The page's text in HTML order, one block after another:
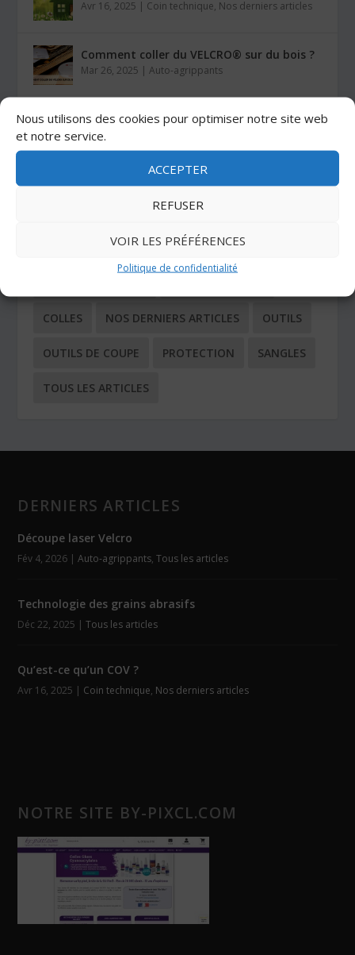
Nous utilisons des cookies pour optimiser notre site web
et notre service.
ACCEPTER
REFUSER
VOIR LES PRÉFÉRENCES
Politique de confidentialité
Avr 16, 2025 | Coin technique, Nos derniers articles
Comment coller du VELCRO® sur du bois ?
Mar 26, 2025 |Auto-agrippants
Les colles Stratogrip X15 et X25
Jan 27, 2025
AUTO-AGRIPPANTS
COLLES NOS DERNIERS ARTICLES OUTILS
OUTILS DE COUPE PROTECTION SANGLES
TOUS LES ARTICLES
DERNIERS ARTICLES
Découpe laser Velcro
Fév 4, 2026 |Auto-agrippants,Tous les articles
Technologie des grains abrasifs
Déc 22, 2025 |Tous les articles
Qu’est-ce qu’un COV ?
Avr 16, 2025 | Coin technique, Nos derniers articles
NOTRE SITE BY-PIXCL.COM